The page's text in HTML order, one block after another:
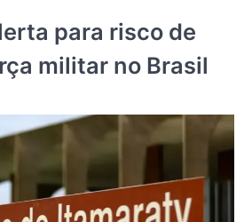
para risco de
militar no Brasil